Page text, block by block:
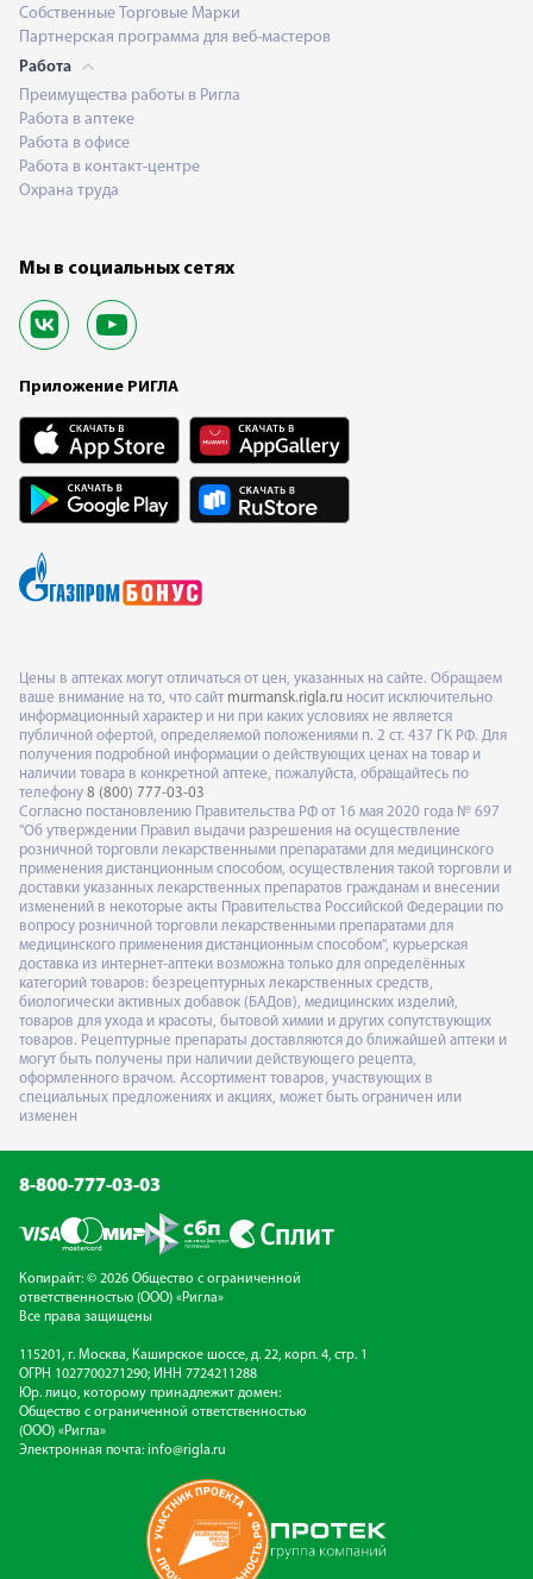
Собственные Торговые Марки
Партнерская программа для веб-мастеров
Работа
Преимущества работы в Ригла
Работа в аптеке
Работа в офисе
Работа в контакт-центре
Охрана труда
Мы в социальных сетях
Приложение РИГЛА
Цены в аптеках могут отличаться от цен, указанных на сайте. Обращаем
ваше внимание на то, что сайт murmansk.rigla.ru носит исключительно
информационный характер и ни при каких условиях не является
публичной офертой, определяемой положениями п. 2 ст. 437 ГК РФ. Для
получения подробной информации о действующих ценах на товар и
наличии товара в конкретной аптеке, пожалуйста, обращайтесь по
телефону 8 (800) 777-03-03
Согласно постановлению Правительства РФ от 16 мая 2020 года № 697
"Об утверждении Правил выдачи разрешения на осуществление
розничной торговли лекарственными препаратами для медицинского
применения дистанционным способом, осуществления такой торговли и
доставки указанных лекарственных препаратов гражданам и внесении
изменений в некоторые акты Правительства Российской Федерации по
вопросу розничной торговли лекарственными препаратами для
медицинского применения дистанционным способом", курьерская
доставка из интернет-аптеки возможна только для определённых
категорий товаров: безрецептурных лекарственных средств,
биологически активных добавок (БАДов), медицинских изделий,
товаров для ухода и красоты, бытовой химии и других сопутствующих
товаров. Рецептурные препараты доставляются до ближайшей аптеки и
могут быть получены при наличии действующего рецепта,
оформленного врачом. Ассортимент товаров, участвующих в
специальных предложениях и акциях, может быть ограничен или
изменен
8-800-777-03-03
Копирайт: © 2026 Общество с ограниченной
ответственностью (ООО) «Ригла»
Все права защищены
115201, г. Москва, Каширское шоссе, д. 22, корп. 4, стр. 1
ОГРН 1027700271290; ИНН 7724211288
Юр. лицо, которому принадлежит домен:
Общество с ограниченной ответственностью
(ООО) «Ригла»
Электронная почта: info@rigla.ru